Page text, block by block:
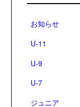
お知らせ
U-11
U-9
U-7
ジュニア